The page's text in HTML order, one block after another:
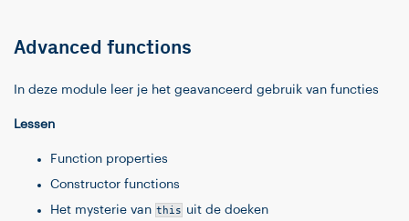
Advanced functions
In deze module leer je het geavanceerd gebruik van functies
Lessen
Function properties
Constructor functions
Het mysterie van this uit de doeken